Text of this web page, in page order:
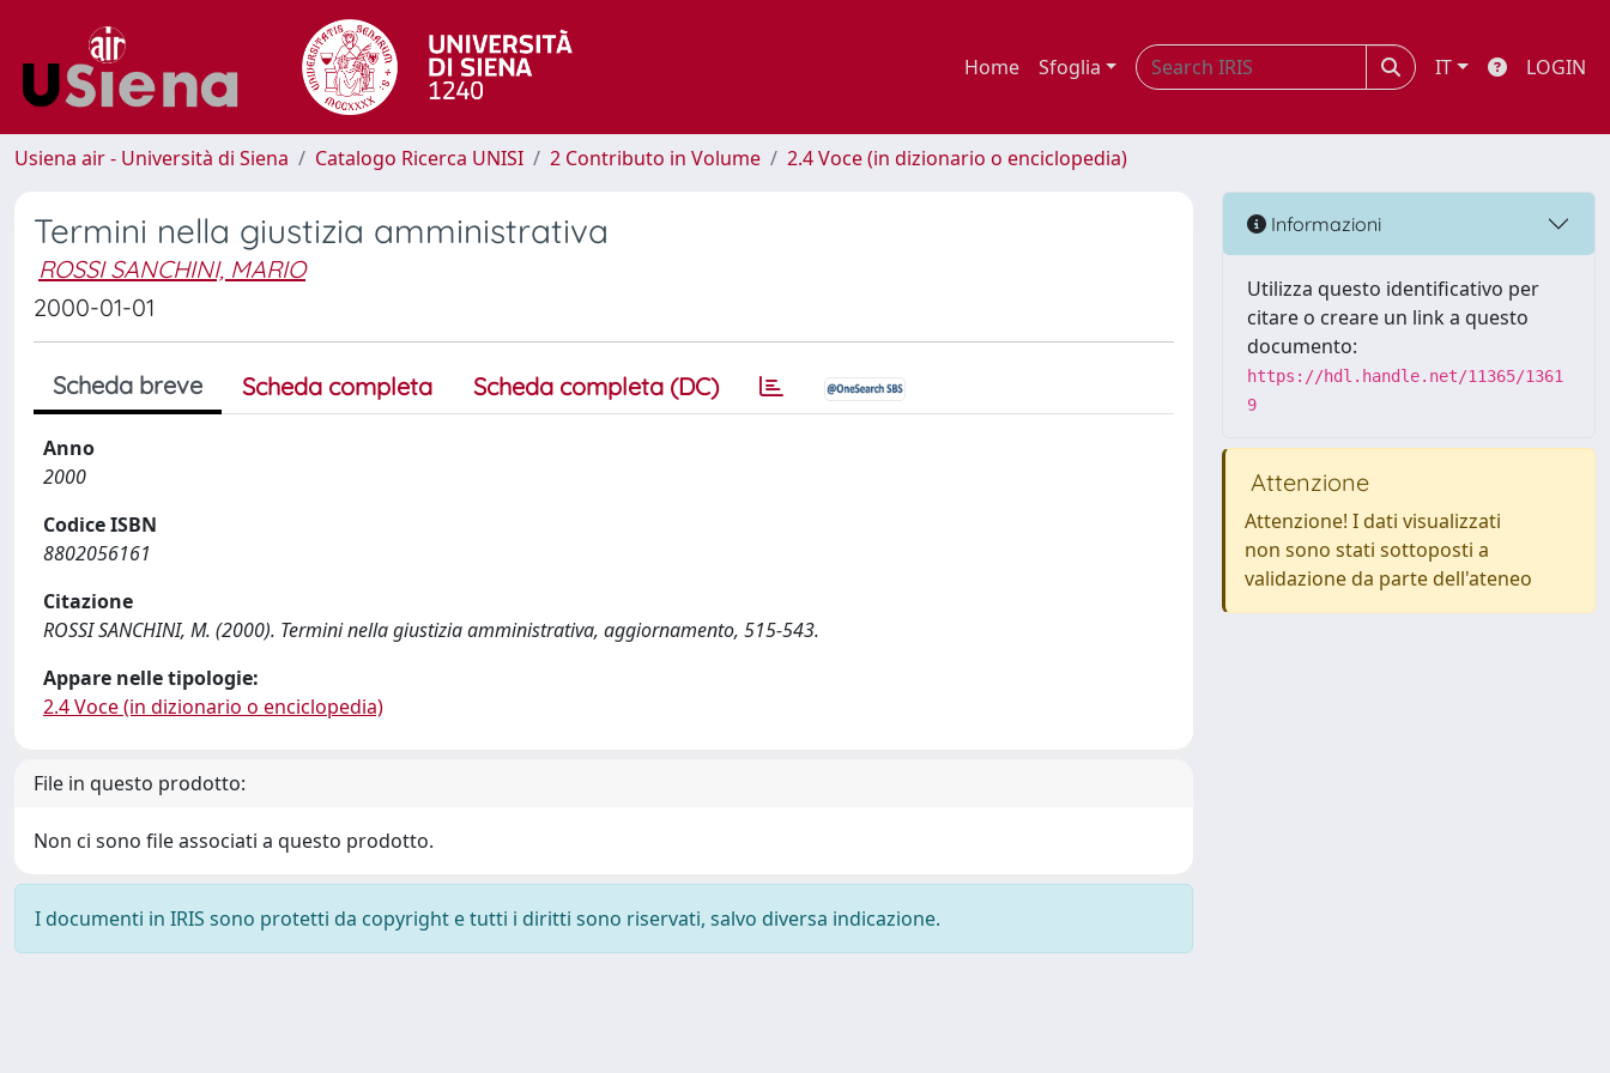
Home Sfoglia IT LOGIN
Usiena air - Università di Siena Catalogo Ricerca UNISI 2 Contributo in Volume 2.4 Voce (in dizionario o enciclopedia)
Termini nella giustizia amministrativa
ROSSI SANCHINI, MARIO
2000-01-01
Scheda breve Scheda completa Scheda completa (DC)
Anno
2000
Codice ISBN
8802056161
Citazione
ROSSI SANCHINI, M. (2000). Termini nella giustizia amministrativa, aggiornamento, 515-543.
Appare nelle tipologie:
2.4 Voce (in dizionario o enciclopedia)
File in questo prodotto:
Non ci sono file associati a questo prodotto.
I documenti in IRIS sono protetti da copyright e tutti i diritti sono riservati, salvo diversa indicazione.
Informazioni
Utilizza questo identificativo per
citare o creare un link a questo
documento:
https://hdl.handle.net/11365/1361
9
Attenzione
Attenzione! I dati visualizzati
non sono stati sottoposti a
validazione da parte dell'ateneo